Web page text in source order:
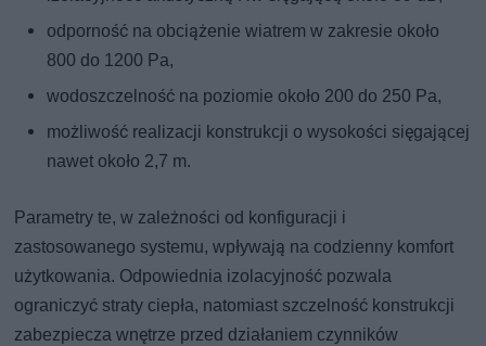
odporność na obciążenie wiatrem w zakresie około
800 do 1200 Pa,
wodoszczelność na poziomie około 200 do 250 Pa,
możliwość realizacji konstrukcji o wysokości sięgającej
nawet około 2,7 m.
Parametry te, w zależności od konfiguracji i
zastosowanego systemu, wpływają na codzienny komfort
użytkowania. Odpowiednia izolacyjność pozwala
ograniczyć straty ciepła, natomiast szczelność konstrukcji
zabezpiecza wnętrze przed działaniem czynników